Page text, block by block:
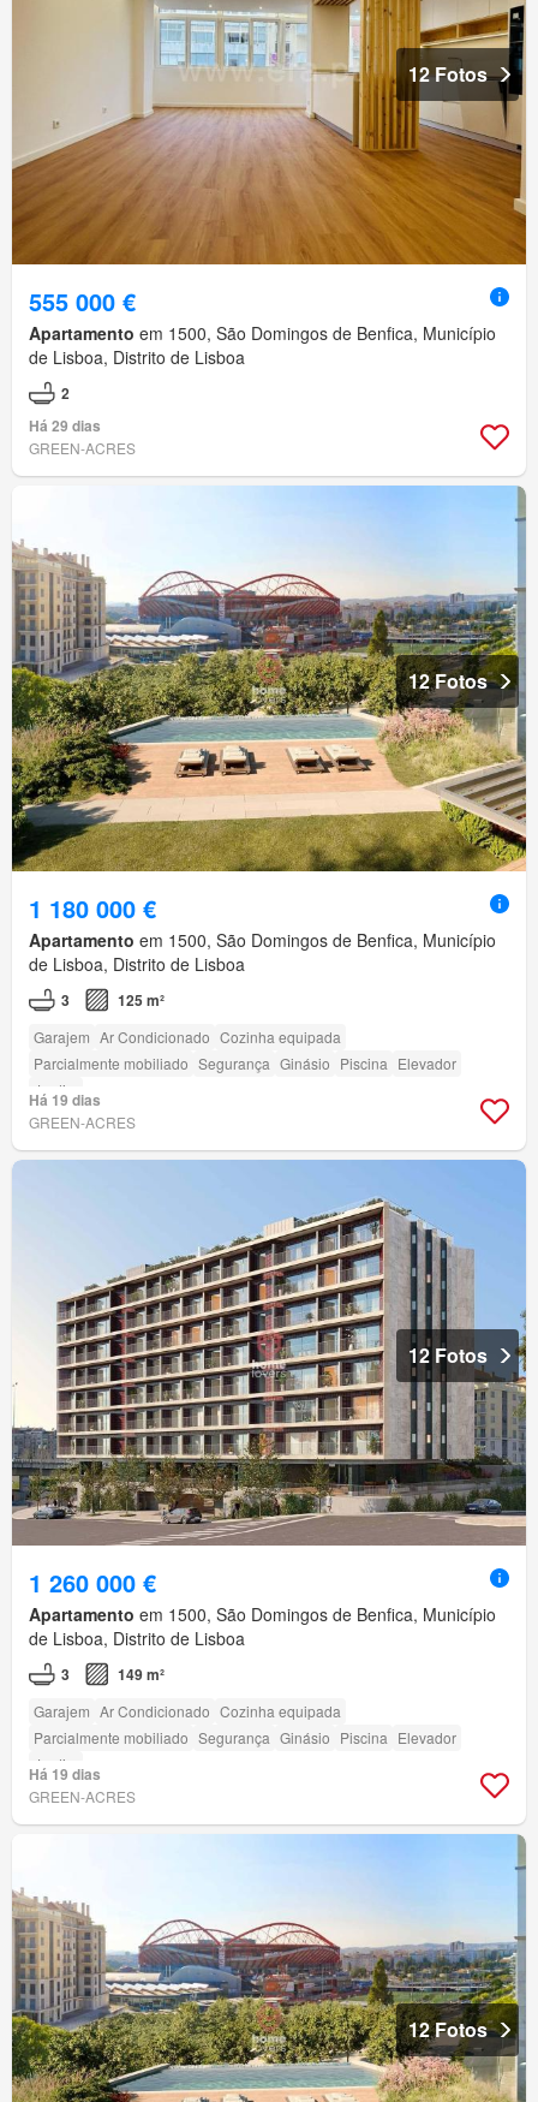
12 Fotos
555 000 €
Apartamento em 1500, São Domingos de Benfica, Município
de Lisboa, Distrito de Lisboa
2
Há 29 dias
GREEN-ACRES
12 Fotos
1 180 000 €
Apartamento em 1500, São Domingos de Benfica, Município
de Lisboa, Distrito de Lisboa
3 125 m²
Garajem Ar Condicionado Cozinha equipada
Parcialmente mobiliado Segurança Ginásio Piscina Elevador
Jardim
Há 19 dias
GREEN-ACRES
12 Fotos
1 260 000 €
Apartamento em 1500, São Domingos de Benfica, Município
de Lisboa, Distrito de Lisboa
3 149 m²
Garajem Ar Condicionado Cozinha equipada
Parcialmente mobiliado Segurança Ginásio Piscina Elevador
Jardim
Há 19 dias
GREEN-ACRES
12 Fotos